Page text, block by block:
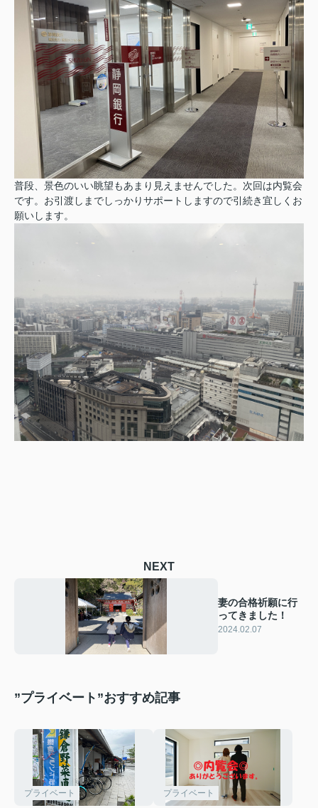
普段、景色のいい眺望もあまり見えませんでした。次回は内覧会
です。お引渡しまでしっかりサポートしますので引続き宜しくお
願いします。
NEXT
妻の合格祈願に行
ってきました！
2024.02.07
”プライベート”おすすめ記事
プライベート プライベート